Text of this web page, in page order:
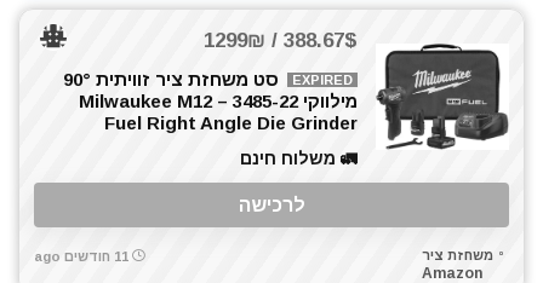
388.67$ / 1299₪
EXPIRED
סט משחזת ציר זוויתית 90°
מילווקי 3485-22 – Milwaukee M12
Fuel Right Angle Die Grinder
🚛 משלוח חינם
לרכישה
משחזת ציר
Amazon
11 חודשים ago